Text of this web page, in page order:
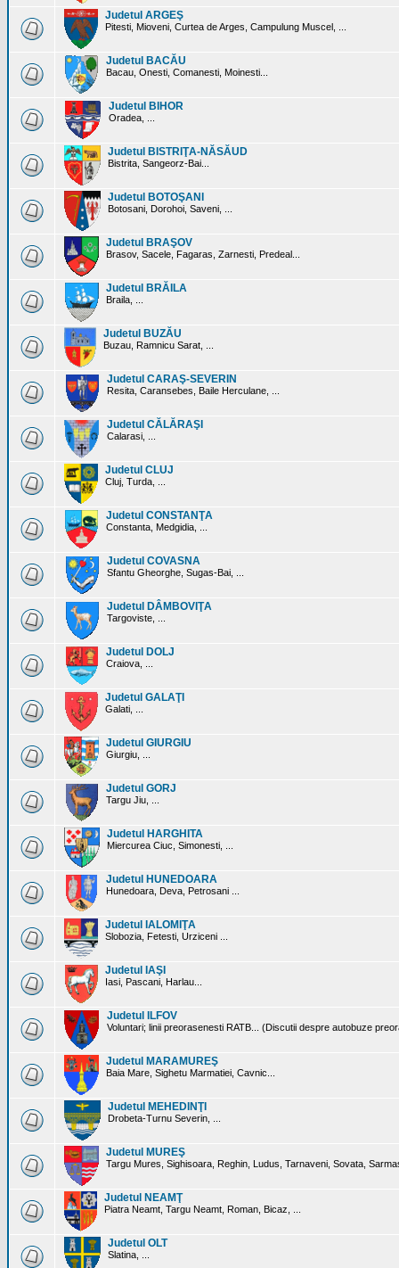
Judetul ARGEŞ
Pitesti, Mioveni, Curtea de Arges, Campulung Muscel, ...
Judetul BACĂU
Bacau, Onesti, Comanesti, Moinesti...
Judetul BIHOR
Oradea, ...
Judetul BISTRIŢA-NĂSĂUD
Bistrita, Sangeorz-Bai...
Judetul BOTOŞANI
Botosani, Dorohoi, Saveni, ...
Judetul BRAŞOV
Brasov, Sacele, Fagaras, Zarnesti, Predeal...
Judetul BRĂILA
Braila, ...
Judetul BUZĂU
Buzau, Ramnicu Sarat, ...
Judetul CARAŞ-SEVERIN
Resita, Caransebes, Baile Herculane, ...
Judetul CĂLĂRAŞI
Calarasi, ...
Judetul CLUJ
Cluj, Turda, ...
Judetul CONSTANŢA
Constanta, Medgidia, ...
Judetul COVASNA
Sfantu Gheorghe, Sugas-Bai, ...
Judetul DÂMBOVIŢA
Targoviste, ...
Judetul DOLJ
Craiova, ...
Judetul GALAŢI
Galati, ...
Judetul GIURGIU
Giurgiu, ...
Judetul GORJ
Targu Jiu, ...
Judetul HARGHITA
Miercurea Ciuc, Simonesti, ...
Judetul HUNEDOARA
Hunedoara, Deva, Petrosani ...
Judetul IALOMIŢA
Slobozia, Fetesti, Urziceni ...
Judetul IAŞI
Iasi, Pascani, Harlau...
Judetul ILFOV
Voluntari; linii preorasenesti RATB... (Discutii despre autobuze
Judetul MARAMUREŞ
Baia Mare, Sighetu Marmatiei, Cavnic...
Judetul MEHEDINŢI
Drobeta-Turnu Severin, ...
Judetul MUREŞ
Targu Mures, Sighisoara, Reghin, Ludus, Tarnaveni, Sovata,
Judetul NEAMŢ
Piatra Neamt, Targu Neamt, Roman, Bicaz, ...
Judetul OLT
Slatina, ...